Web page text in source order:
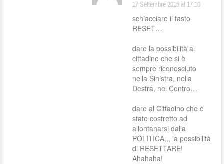
17 Settembre 2015 at 17:10
schiacciare il tasto
RESET…
dare la possibilità al
cittadino che si è
sempre riconosciuto
nella Sinistra, nella
Destra, nel Centro…
dare al Cittadino che è
stato costretto ad
allontanarsi dalla
POLITICA,,, la possibilità
di RESETTARE!
Ahahaha!